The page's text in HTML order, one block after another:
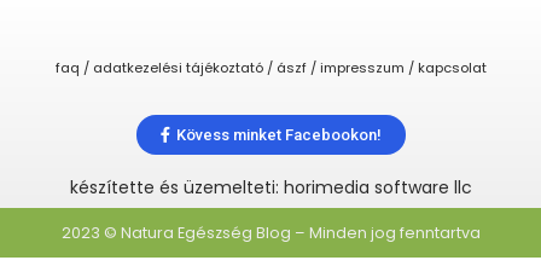
faq / adatkezelési tájékoztató / ászf / impresszum / kapcsolat
Kövess minket Facebookon!
készítette és üzemelteti: horimedia software llc
2023 © Natura Egészség Blog – Minden jog fenntartva